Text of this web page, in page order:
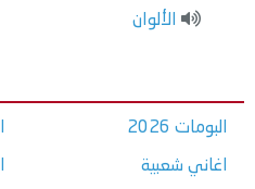
الألوان
البومات 2026
اغاني شعبية